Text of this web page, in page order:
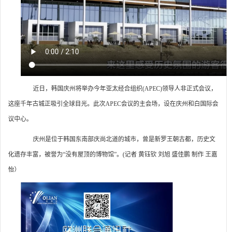
近日，韩国庆州将举办今年亚太经合组织(APEC)领导人非正式会议，
这座千年古城正吸引全球目光。此次APEC会议的主会场，设在庆州和白国际会
议中心。
庆州是位于韩国东南部庆尚北道的城市，曾是新罗王朝古都，历史文
化遗存丰富，被誉为“没有屋顶的博物馆”。(记者 黄钰钦 刘旭 盛佳鹏 制作 王嘉
怡）